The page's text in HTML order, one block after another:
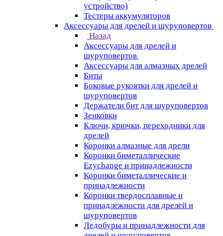
устройство)
Тестеры аккумуляторов
Аксессуары для дрелей и шуруповертов
Назад
Аксессуары для дрелей и
шуруповертов
Аксессуары для алмазных дрелей
Биты
Боковые рукоятки для дрелей и
шуруповертов
Держатели бит для шуруповертов
Зенковки
Ключи, крючки, переходники для
дрелей
Коронки алмазные для дрели
Коронки биметаллические
Ezychange и принадлежности
Коронки биметаллические и
принадлежности
Коронки твердосплавные и
принадлежности для дрелей и
шуруповертов
Ледобуры и принадлежности для